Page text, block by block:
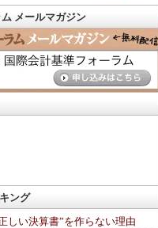
メールマガジン
ング
しい決算書”を作らない理由